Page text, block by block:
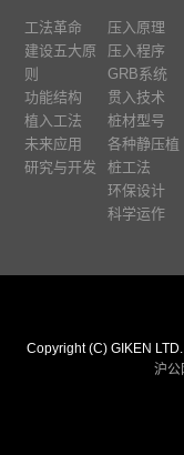
工法革命
建设五大原
则
功能结构
植入工法
未来应用
研究与开发
压入原理
压入程序
GRB系统
贯入技术
桩材型号
各种静压植
桩工法
环保设计
科学运作
Copyright (C) GIKEN
沪公